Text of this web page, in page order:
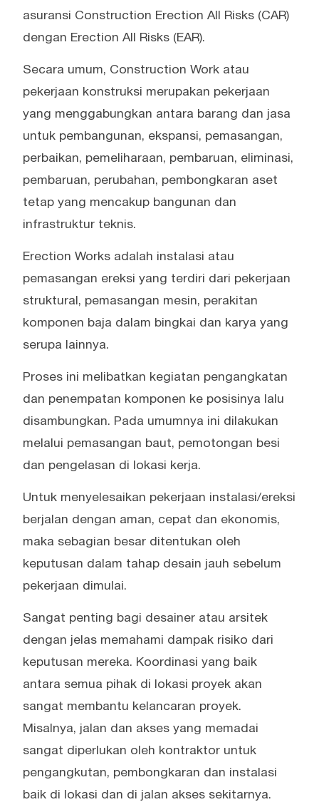
asuransi Construction Erection All Risks (CAR)
dengan Erection All Risks (EAR).
Secara umum, Construction Work atau
pekerjaan konstruksi merupakan pekerjaan
yang menggabungkan antara barang dan jasa
untuk pembangunan, ekspansi, pemasangan,
perbaikan, pemeliharaan, pembaruan, eliminasi,
pembaruan, perubahan, pembongkaran aset
tetap yang mencakup bangunan dan
infrastruktur teknis.
Erection Works adalah instalasi atau
pemasangan ereksi yang terdiri dari pekerjaan
struktural, pemasangan mesin, perakitan
komponen baja dalam bingkai dan karya yang
serupa lainnya.
Proses ini melibatkan kegiatan pengangkatan
dan penempatan komponen ke posisinya lalu
disambungkan. Pada umumnya ini dilakukan
melalui pemasangan baut, pemotongan besi
dan pengelasan di lokasi kerja.
Untuk menyelesaikan pekerjaan instalasi/ereksi
berjalan dengan aman, cepat dan ekonomis,
maka sebagian besar ditentukan oleh
keputusan dalam tahap desain jauh sebelum
pekerjaan dimulai.
Sangat penting bagi desainer atau arsitek
dengan jelas memahami dampak risiko dari
keputusan mereka. Koordinasi yang baik
antara semua pihak di lokasi proyek akan
sangat membantu kelancaran proyek.
Misalnya, jalan dan akses yang memadai
sangat diperlukan oleh kontraktor untuk
pengangkutan, pembongkaran dan instalasi
baik di lokasi dan di jalan akses sekitarnya.